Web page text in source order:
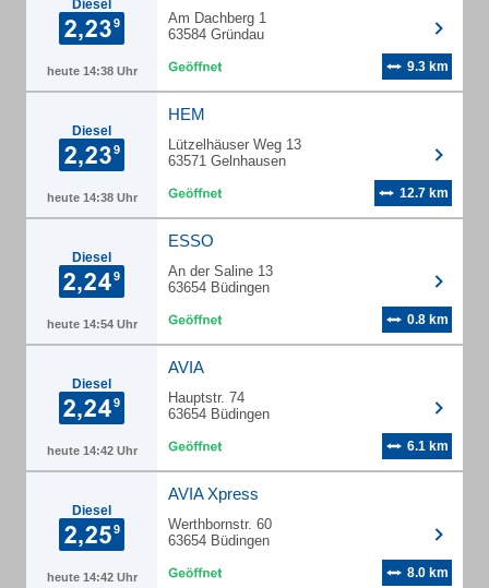
Diesel
heute 14:38 Uhr
Am Dachberg 1
63584 Gründau
9.3 km
Diesel
heute 14:38 Uhr
HEM
Lützelhäuser Weg 13
63571 Gelnhausen
12.7 km
Diesel
heute 14:54 Uhr
ESSO
An der Saline 13
63654 Büdingen
0.8 km
Diesel
heute 14:42 Uhr
AVIA
Hauptstr. 74
63654 Büdingen
6.1 km
Diesel
heute 14:42 Uhr
AVIA Xpress
Werthbornstr. 60
63654 Büdingen
8.0 km